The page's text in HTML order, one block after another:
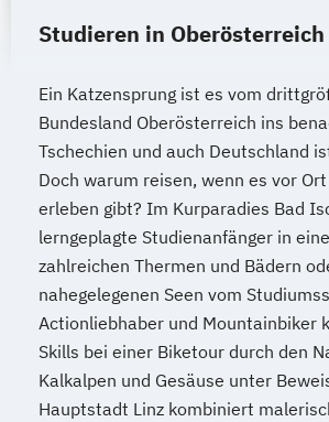
International Management (DE/
Journalismus und digitale
Kindheitspädagogik
Kindheitspädagogik für
Kommunikationsdesign
Kommunikationspsychologie
Kultur- und Medienpädagogik
Machine Learning (EN)
Management (DE/EN)
Marketing und digitale Medien
Marketingmanagement
Studieren in Oberösterreich
Ein Katzensprung ist es vom
Bundesland Oberösterreich ins
Tschechien und auch Deutschland
Doch warum reisen, wenn es vor
erleben gibt? Im Kurparadies Bad
lerngeplagte Studienanfänger in
zahlreichen Thermen und Bädern
nahegelegenen Seen vom
Actionliebhaber und Mountainbiker
Skills bei einer Biketour durch den
Kalkalpen und Gesäuse unter
Hauptstadt Linz kombiniert